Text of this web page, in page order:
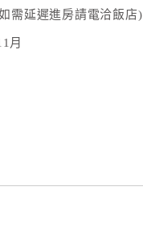
需延遲進房請電洽飯店)
月